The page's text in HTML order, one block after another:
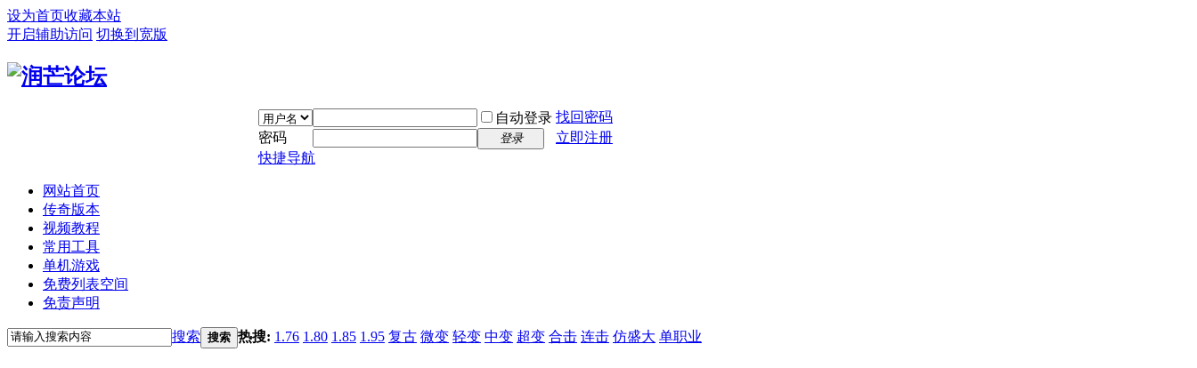
设为首页收藏本站
开启辅助访问 切换到宽版
自动登录 找回密码
密码
登录
立即注册
快捷导航
网站首页
传奇版本
视频教程
常用工具
单机游戏
免费列表空间
免责声明
搜索 搜索 热搜: 1.76 1.80 1.85 1.95 复古 微变 轻变 中变 超变 合击 连击 仿盛大 单职业